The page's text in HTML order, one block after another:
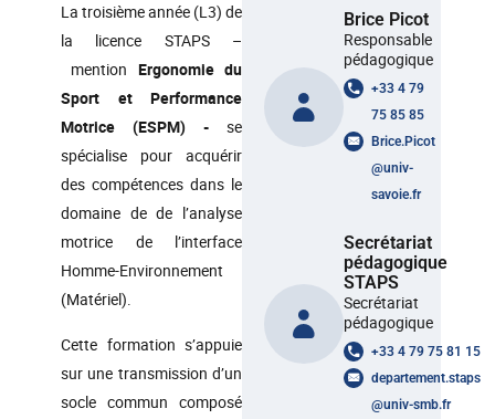
La troisième année (L3) de
la licence STAPS –
mention Ergonomie du
Sport et Performance
Motrice (ESPM) - se
spécialise pour acquérir
des compétences dans le
domaine de de l’analyse
motrice de l’interface
Homme-Environnement
(Matériel).
Cette formation s’appuie
sur une transmission d’un
socle commun composé
Brice Picot
Responsable
pédagogique
+33 4 79
75 85 85
Brice.Picot
@univ-
savoie.fr
Secrétariat
pédagogique
STAPS
Secrétariat
pédagogique
+33 4 79 75 81 15
departement.staps
@univ-smb.fr